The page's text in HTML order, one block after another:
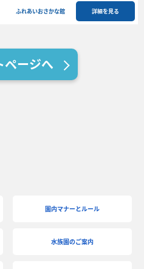
ふれあいおさかな館 詳細を見る
ページへ
園内マナーとルール
水族園のご案内